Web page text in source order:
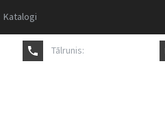
Katalogi
Tālrunis: